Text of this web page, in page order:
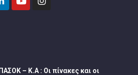
– Κ.Α : Οι πίνακες και οι